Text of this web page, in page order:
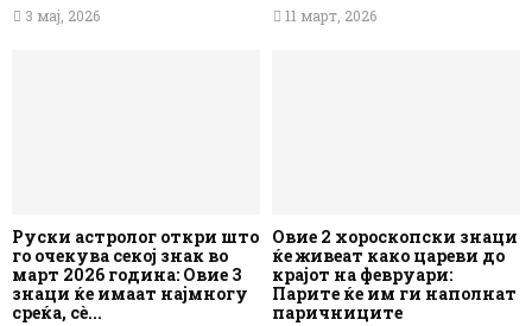
3 мај, 2026 11 март, 2026
Руски астролог откри што
го очекува секој знак во
март 2026 година: Овие 3
знаци ќе имаат најмногу
среќа, сè...
Овие 2 хороскопски знаци
ќе живеат како цареви до
крајот на февруари:
Парите ќе им ги наполнат
паричниците